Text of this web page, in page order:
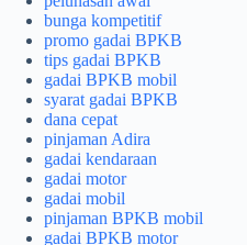
bunga kompetitif
promo gadai BPKB
tips gadai BPKB
gadai BPKB mobil
syarat gadai BPKB
dana cepat
pinjaman Adira
gadai kendaraan
gadai motor
gadai mobil
pinjaman BPKB mobil
gadai BPKB motor